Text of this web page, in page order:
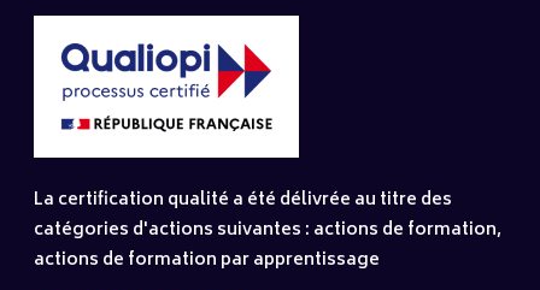
La certification qualité a été délivrée au titre des
catégories d'actions suivantes : actions de formation,
actions de formation par apprentissage